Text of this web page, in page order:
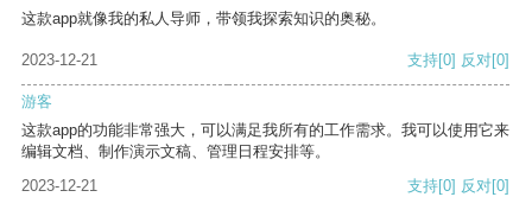
这款app就像我的私人导师，带领我探索知识的奥秘。
2023-12-21 支持[0] 反对[0]
游客
这款app的功能非常强大，可以满足我所有的工作需求。我可以使用它来
编辑文档、制作演示文稿、管理日程安排等。
2023-12-21
支持[0] 反对[0]